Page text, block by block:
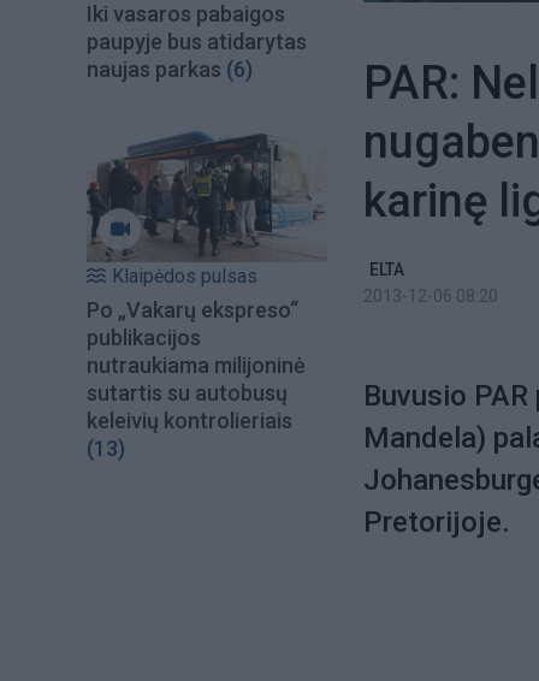
Iki vasaros pabaigos
paupyje bus atidarytas
naujas parkas (6)
Klaipėdos pulsas
Po „Vakarų ekspreso“
publikacijos
nutraukiama milijoninė
sutartis su autobusų
keleivių kontrolieriais
(13)
PAR:
karinę
ELTA
2013-12-06 08:20
Buvusio
Mandela)
Pretorijoje.